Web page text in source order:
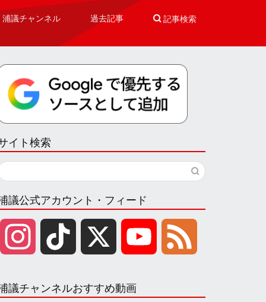
浦議チャンネル 過去記事  記事検索
イト検索
議公式アカウント・フィード
議チャンネルおすすめ動画